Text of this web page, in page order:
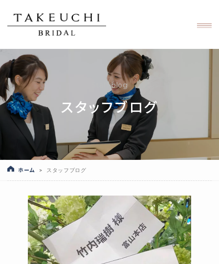
Staff-blog
スタッフブログ
ホーム > スタッフブログ